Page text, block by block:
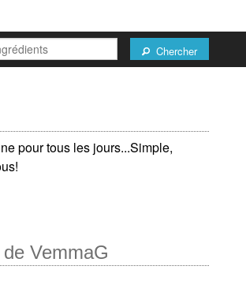
Chercher
pour tous les jours...Simple,
VemmaG